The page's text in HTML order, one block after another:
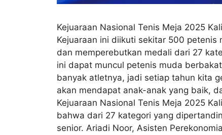
Kejuaraan Nasional Tenis Meja 2025
Kejuaraan ini diikuti sekitar 500
dan memperebutkan medali dari 27
ini dapat muncul petenis muda
banyak atletnya, jadi setiap tahun kita
akan mendapat anak-anak yang baik,
Kejuaraan Nasional Tenis Meja 2025
bahwa dari 27 kategori yang
senior. Ariadi Noor, Asisten